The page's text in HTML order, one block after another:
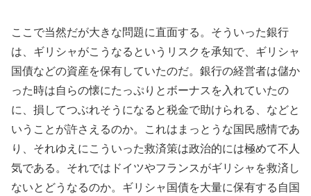
ここで当然だが大きな問題に直面する。そういった銀行
は、ギリシャがこうなるというリスクを承知で、ギリシャ
国債などの資産を保有していたのだ。銀行の経営者は儲か
った時は自らの懐にたっぷりとボーナスを入れていたの
に、損してつぶれそうになると税金で助けられる、などと
いうことが許さえるのか。これはまっとうな国民感情であ
り、それゆえにこういった救済策は政治的には極めて不人
気である。それではドイツやフランスがギリシャを救済し
ないとどうなるのか。ギリシャ国債を大量に保有する自国